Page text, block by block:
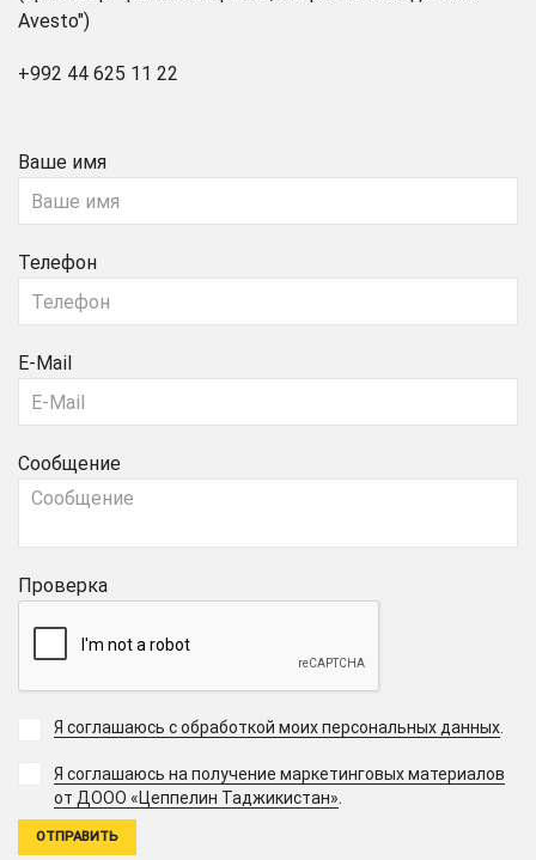
Avesto")
+992 44 625 11 22
Ваше имя
Телефон
E-Mail
Сообщение
Проверка
Я соглашаюсь с обработкой моих персональных данных.
Я соглашаюсь на получение маркетинговых материалов
от ДООО «Цеппелин Таджикистан».